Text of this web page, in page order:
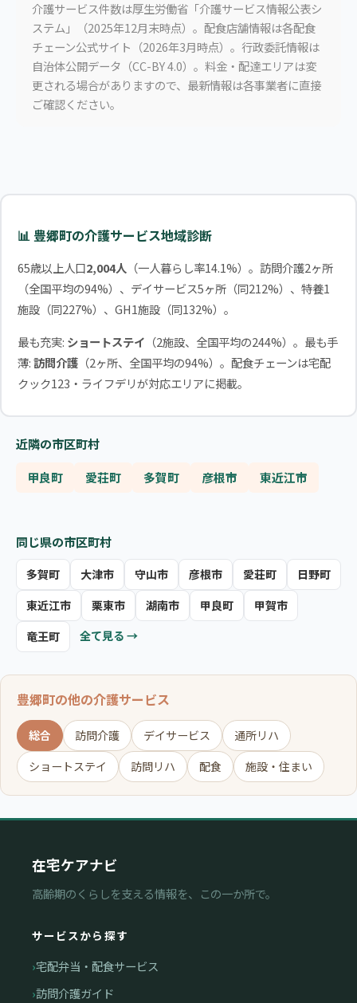
介護サービス件数は厚生労働省「介護サービス情報公表シ
ステム」（2025年12月末時点）。配食店舗情報は各配食
チェーン公式サイト（2026年3月時点）。行政委託情報は
自治体公開データ（CC-BY 4.0）。料金・配達エリアは変
更される場合がありますので、最新情報は各事業者に直接
ご確認ください。
📊 豊郷町の介護サービス地域診断
65歳以上人口2,004人（一人暮らし率14.1%）。訪問介護2ヶ所
（全国平均の94%）、デイサービス5ヶ所（同212%）、特養1
施設（同227%）、GH1施設（同132%）。
最も充実: ショートステイ （2施設、全国平均の244%）。最も手
薄:訪問介護（2ヶ所、全国平均の94%）。配食チェーンは宅配
クック123・ライフデリが対応エリアに掲載。
近隣の市区町村
甲良町 愛荘町 多賀町 彦根市 東近江市
同じ県の市区町村
多賀町 大津市 守山市 彦根市 愛荘町
日野町
東近江市
栗東市 湖南市 甲良町
甲賀市
竜王町
全て見る →
豊郷町の他の介護サービス
総合 訪問介護 デイサービス
通所リハ
ショートステイ
訪問リハ 配食 施設・住まい
在宅ケアナビ
高齢期のくらしを支える情報を、この一か所で。
サービスから探す
宅配弁当・配食サービス
訪問介護ガイド